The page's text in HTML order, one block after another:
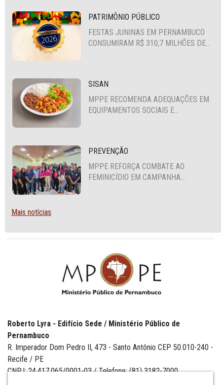
PATRIMÔNIO PÚBLICO
FESTAS JUNINAS EM PERNAMBUCO
CONSUMIRAM R$ 310,7 MILHÕES DE
SISAN
MPPE RECOMENDA ADEQUAÇÕES EM
EQUIPAMENTOS SOCIAIS E
PREVENÇÃO
MPPE REFORÇA COMBATE AO
FEMINICÍDIO EM CAMPANHA
Mais notícias
Roberto Lyra - Edifício Sede / Ministério Público de
Pernambuco
R. Imperador Dom Pedro II, 473 - Santo Antônio CEP 50.010-240 -
Recife / PE
CNPJ: 24.417.065/0001-03 / Telefone: (81) 3182-7000